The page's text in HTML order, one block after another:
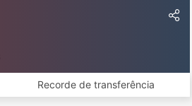
Recorde de transferência